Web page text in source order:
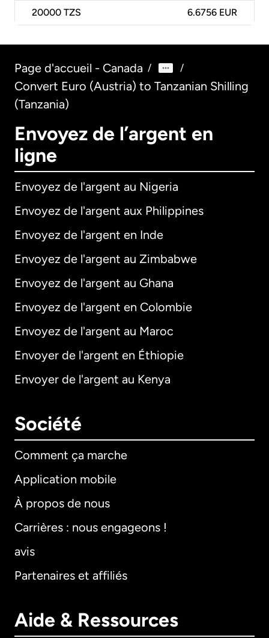
20000 TZS 6.6756 EUR
Page d'accueil - Canada / /
Convert Euro (Austria) to Tanzanian Shilling
(Tanzania)
Envoyez de l’argent en
ligne
Envoyez de l'argent au Nigeria
Envoyez de l'argent aux Philippines
Envoyez de l'argent en Inde
Envoyez de l'argent au Zimbabwe
Envoyez de l'argent au Ghana
Envoyez de l'argent en Colombie
Envoyez de l'argent au Maroc
Envoyer de l'argent en Éthiopie
Envoyer de l'argent au Kenya
Société
Comment ça marche
Application mobile
À propos de nous
Carrières : nous engageons !
avis
Partenaires et affiliés
Aide & Ressources